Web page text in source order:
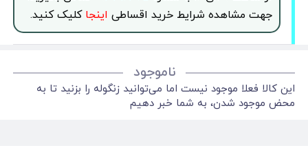
جهت مشاهده شرایط خرید اقساطی اینجاکلیک کنید.
ناموجود
این کالا فعلا موجود نیست اما می‌توانید زنگوله را بزنید تا به
محض موجود شدن، به شما خبر دهیم